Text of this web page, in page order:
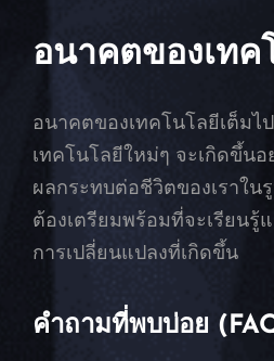
อนาคตของเทค
อนาคตของเทคโนโลยีเต็มไ
เทคโนโลยีใหม่ๆ จะเกิดขึ้น
ผลกระทบต่อชีวิตของเราใน
ต้องเตรียมพร้อมที่จะเรียนรู้
การเปลี่ยนแปลงที่เกิดขึ้น
คำถามที่พบบ่อย